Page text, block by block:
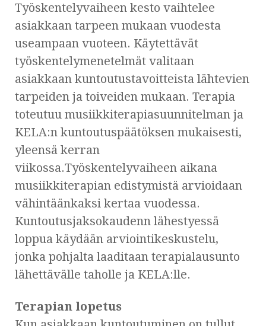
Työskentelyvaiheen kesto vaihtelee
asiakkaan tarpeen mukaan vuodesta
useampaan vuoteen. Käytettävät
työskentelymenetelmät valitaan
asiakkaan kuntoutustavoitteista lähtevien
tarpeiden ja toiveiden mukaan. Terapia
toteutuu musiikkiterapiasuunnitelman ja
KELA:n kuntoutuspäätöksen mukaisesti,
yleensä kerran
viikossa.Työskentelyvaiheen aikana
musiikkiterapian edistymistä arvioidaan
vähintäänkaksi kertaa vuodessa.
Kuntoutusjaksokaudenn lähestyessä
loppua käydään arviointikeskustelu,
jonka pohjalta laaditaan terapialausunto
lähettävälle taholle ja KELA:lle.
Terapian lopetus